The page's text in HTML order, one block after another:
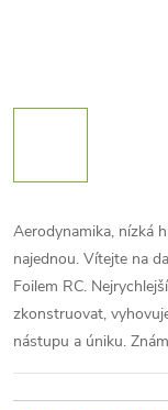
Aerodynamika, nízká
najednou. Vítejte na
Foilem RC.
zkonstruovat,
nástupu a úniku.